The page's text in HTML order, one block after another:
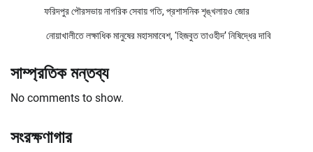
ফরিদপুর পৌরসভায় নাগরিক সেবায় গতি, প্রশাসনিক শৃঙ্খলায়ও জোর
নোয়াখালীতে লক্ষাধিক মানুষের মহাসমাবেশ, ‘হিজবুত তাওহীদ’ নিষিদ্ধের দাবি
সাম্প্রতিক মন্তব্য
No comments to show.
সংরক্ষণাগার